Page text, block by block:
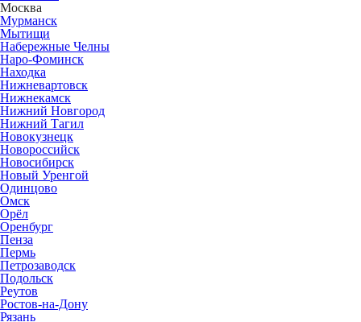
Москва
Мурманск
Мытищи
Набережные Челны
Наро-Фоминск
Находка
Нижневартовск
Нижнекамск
Нижний Новгород
Нижний Тагил
Новокузнецк
Новороссийск
Новосибирск
Новый Уренгой
Одинцово
Омск
Орёл
Оренбург
Пенза
Пермь
Петрозаводск
Подольск
Реутов
Ростов-на-Дону
Рязань